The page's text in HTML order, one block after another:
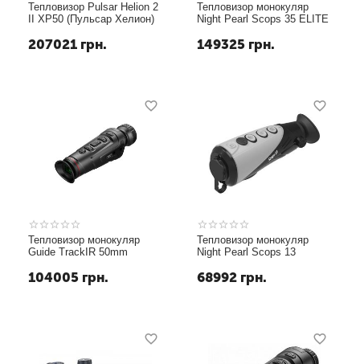
Тепловизор Pulsar Helion 2
II XP50 (Пульсар Хелион)
207021 грн.
Теп­ло­ви­зор монокуляр
Night Pearl Scops 35 ELITE
149325 грн.
Теп­ло­ви­зор монокуляр
Guide TrackIR 50mm
104005 грн.
Теп­ло­ви­зор монокуляр
Night Pearl Scops 13
68992 грн.